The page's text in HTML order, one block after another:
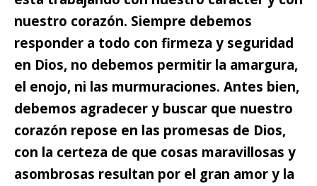
nuestro corazón. Siempre debemos
responder a todo con firmeza y seguridad
en Dios, no debemos permitir la amargura,
el enojo, ni las murmuraciones. Antes bien,
debemos agradecer y buscar que nuestro
corazón repose en las promesas de Dios,
con la certeza de que cosas maravillosas y
asombrosas resultan por el gran amor y la